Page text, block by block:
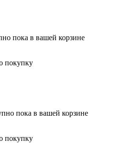
пока в вашей корзине
покупку
пока в вашей корзине
покупку